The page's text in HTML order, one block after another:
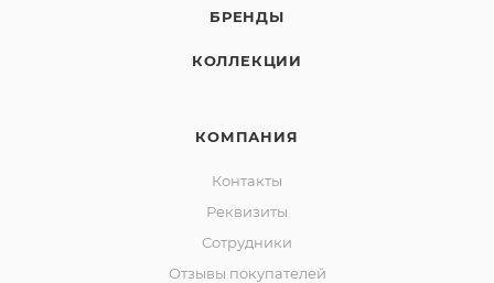
БРЕНДЫ
КОЛЛЕКЦИИ
КОМПАНИЯ
Контакты
Реквизиты
Сотрудники
Отзывы покупателей